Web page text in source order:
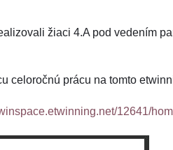
žiaci 4.A pod vedením
celoročnú prácu na tomto
12641/